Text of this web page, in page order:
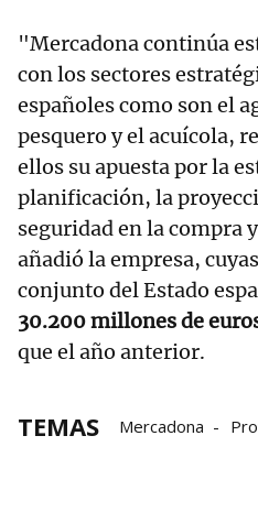
"Mercadona continúa
con los sectores
españoles como son el
pesquero y el acuícola,
ellos su apuesta por la
planificación, la
seguridad en la compra
añadió la empresa,
conjunto del Estado
30.200 millones de
que el año anterior.
TEMAS Mercadona